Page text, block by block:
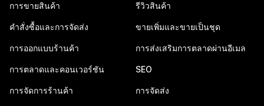
การขายสินค้า
คำสั่งซื้อและการจัดส่ง
การออกแบบร้านค้า
การตลาดและคอนเวอร์ชัน
การจัดการร้านค้า
รีวิวสินค้า
ขายเพิ่มและขายเป็นชุด
การส่งเสริมการตลาดผ่านอีเมล
SEO
การจัดส่ง